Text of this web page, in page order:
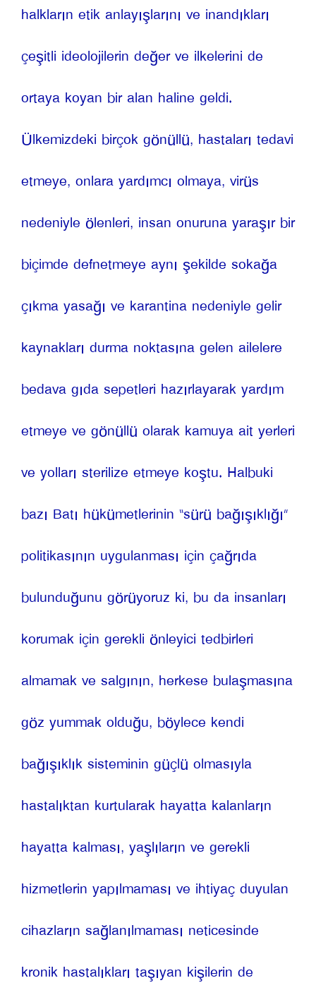
halkların etik anlayışlarını ve inandıkları
çeşitli ideolojilerin değer ve ilkelerini de
ortaya koyan bir alan haline geldi.
Ülkemizdeki birçok gönüllü, hastaları tedavi
etmeye, onlara yardımcı olmaya, virüs
nedeniyle ölenleri, insan onuruna yaraşır bir
biçimde defnetmeye aynı şekilde sokağa
çıkma yasağı ve karantina nedeniyle gelir
kaynakları durma noktasına gelen ailelere
bedava gıda sepetleri hazırlayarak yardım
etmeye ve gönüllü olarak kamuya ait yerleri
ve yolları sterilize etmeye koştu. Halbuki
bazı Batı hükümetlerinin “sürü bağışıklığı”
politikasının uygulanması için çağrıda
bulunduğunu görüyoruz ki, bu da insanları
korumak için gerekli önleyici tedbirleri
almamak ve salgının, herkese bulaşmasına
göz yummak olduğu, böylece kendi
bağışıklık sisteminin güçlü olmasıyla
hastalıktan kurtularak hayatta kalanların
hayatta kalması, yaşlıların ve gerekli
hizmetlerin yapılmaması ve ihtiyaç duyulan
cihazların sağlanılmaması neticesinde
kronik hastalıkları taşıyan kişilerin de